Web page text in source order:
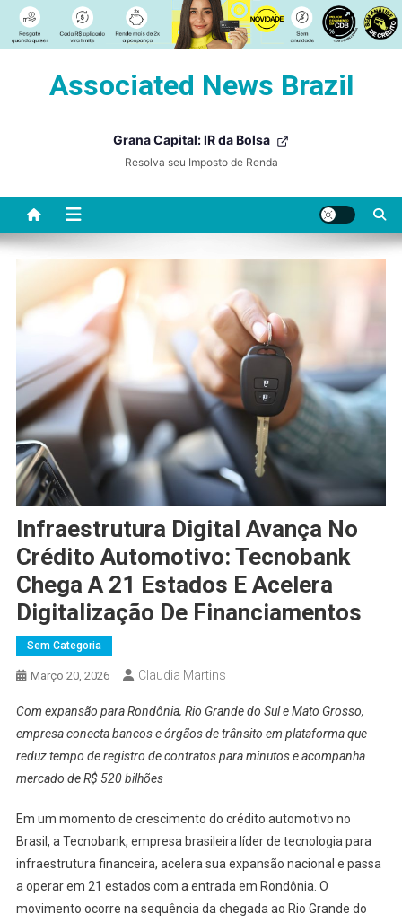
Associated News Brazil
Grana Capital: IR da Bolsa
Resolva seu Imposto de Renda
Infraestrutura Digital Avança No
Crédito Automotivo: Tecnobank
Chega A 21 Estados E Acelera
Digitalização De Financiamentos
Sem Categoria
Março 20, 2026 Claudia Martins
Com expansão para Rondônia, Rio Grande do Sul e Mato Grosso,
empresa conecta bancos e órgãos de trânsito em plataforma que
reduz tempo de registro de contratos para minutos e acompanha
mercado de R$ 520 bilhões
Em um momento de crescimento do crédito automotivo no
Brasil, a Tecnobank, empresa brasileira líder de tecnologia para
infraestrutura financeira, acelera sua expansão nacional e passa
a operar em 21 estados com a entrada em Rondônia. O
movimento ocorre na sequência da chegada ao Rio Grande do